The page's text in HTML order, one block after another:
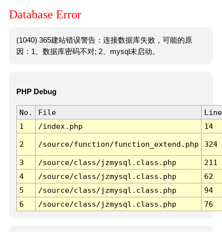
Database Error
(1040) 365建站错误警告：连接数据库失败，可能的原
因：1、数据库密码不对; 2、mysql未启动。
PHP Debug
No. File
Line
1
/index.php 14
2 /source/function/function_extend.php 324
3 /source/class/jzmysql.class.php
211
4
/source/class/jzmysql.class.php
62
5
/source/class/jzmysql.class.php
94
6
/source/class/jzmysql.class.php 76